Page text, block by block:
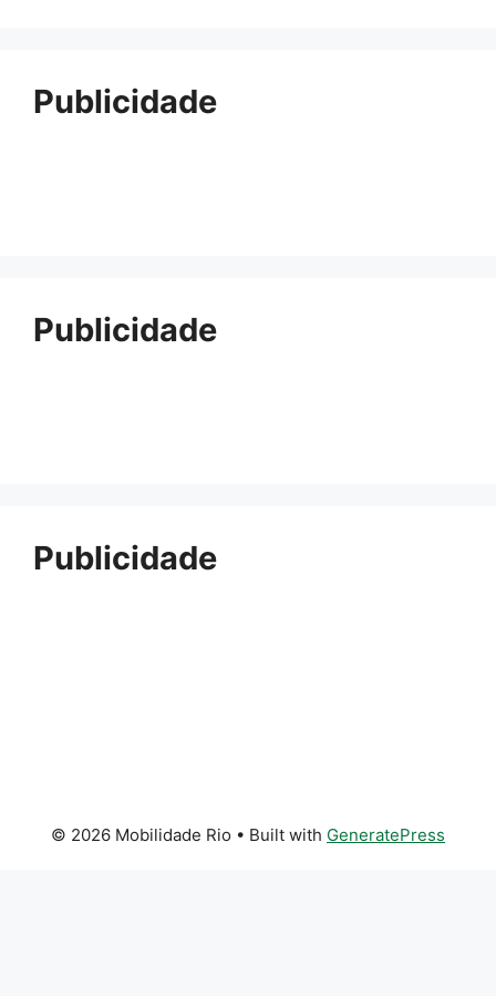
Publicidade
Publicidade
Publicidade
© 2026 Mobilidade Rio • Built with GeneratePress